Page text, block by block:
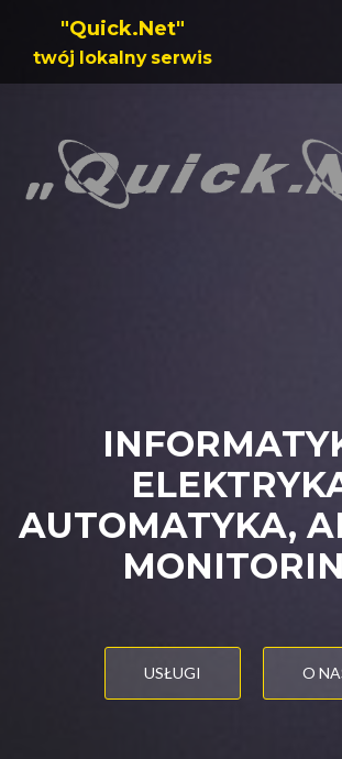
"Quick.Net"
twój lokalny serwis
AUTOMATYKA,
USŁUGI O